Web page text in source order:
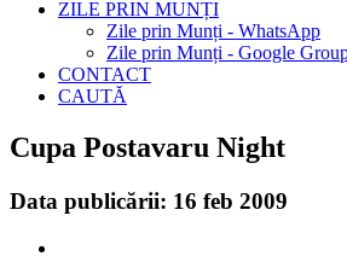
ZILE PRIN MUNȚI
Zile prin Munți - WhatsApp
Zile prin Munți - Google
CONTACT
CAUTĂ
Cupa Postavaru Night
Data publicării: 16 feb 2009